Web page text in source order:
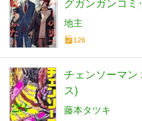
グガンガンコミ
地主
126
チェンソーマン
ス)
藤本タツキ